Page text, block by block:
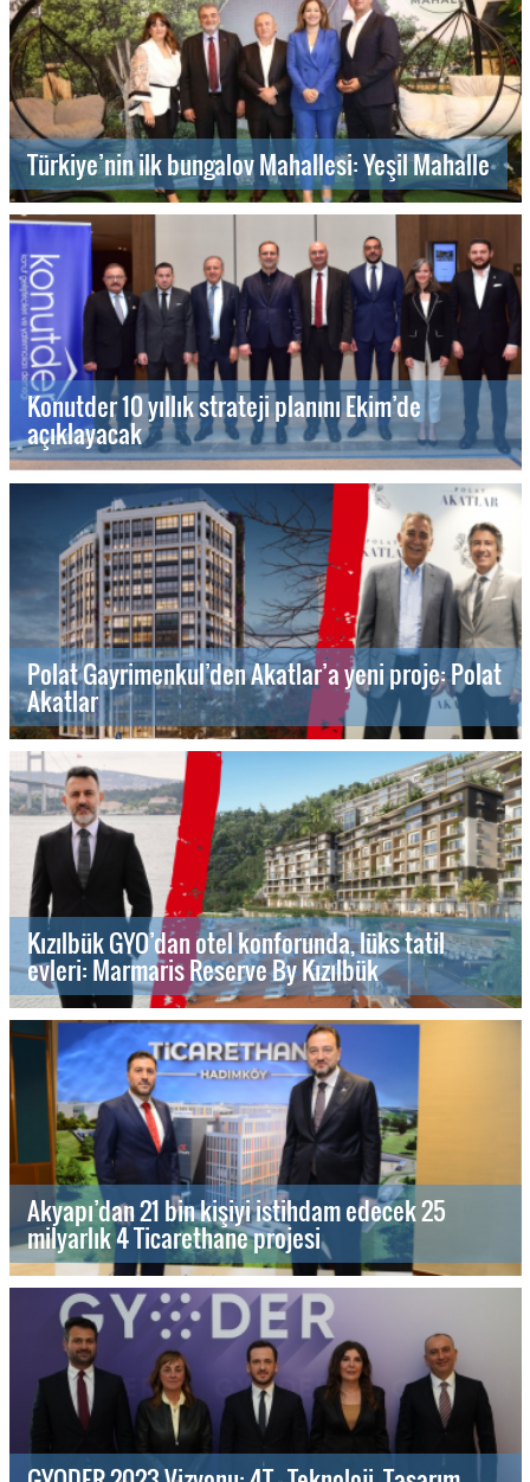
Türkiye’nin ilk bungalov Mahallesi: Yeşil Mahalle
Konutder 10 yıllık strateji planını Ekim’de
açıklayacak
Polat Gayrimenkul’den Akatlar’a yeni proje: Polat
Akatlar
Kızılbük GYO’dan otel konforunda, lüks tatil
evleri: Marmaris Reserve By Kızılbük
Akyapı’dan 21 bin kişiyi istihdam edecek 25
milyarlık 4 Ticarethane projesi